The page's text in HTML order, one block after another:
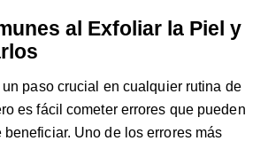
al Exfoliar la Piel y
paso crucial en cualquier rutina de
es fácil cometer errores que pueden
Uno de los errores más